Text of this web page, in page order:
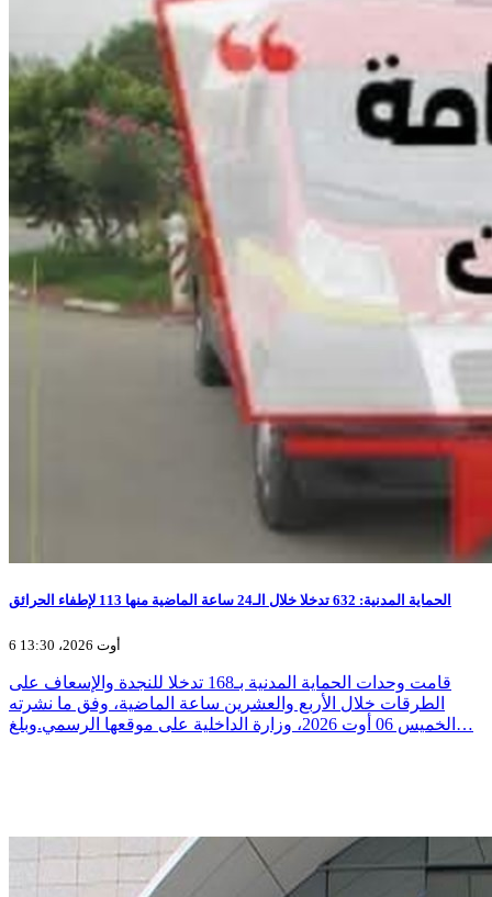
الحماية المدنية: 632 تدخلا خلال الـ24 ساعة الماضية منها 113 لإطفاء الحرائق
6 أوت 2026، 13:30
قامت وحدات الحماية المدنية بـ168 تدخلا للنجدة والإسعاف على
الطرقات خلال الأربع والعشرين ساعة الماضية، وفق ما نشرته
الخميس 06 أوت 2026، وزارة الداخلية على موقعها الرسمي.وبلغ…